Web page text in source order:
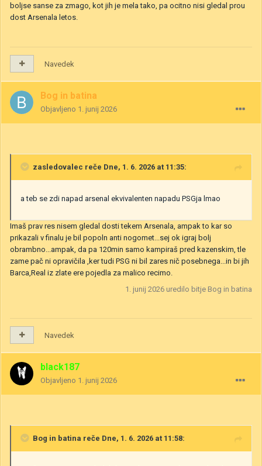
boljse sanse za zmago, kot jih je mela tako, pa ocitno nisi gledal prou
dost Arsenala letos.
Navedek
Bog in batina
Objavljeno 1. junij 2026
zasledovalec reče Dne, 1. 6. 2026 at 11:35:
a teb se zdi napad arsenal ekvivalenten napadu PSGja lmao
Imaš prav res nisem gledal dosti tekem Arsenala, ampak to kar so
prikazali v finalu je bil popoln anti nogomet...sej ok igraj bolj
obrambno...ampak, da pa 120min samo kampiraš pred kazenskim, tle
zame pač ni opravičila ,ker tudi PSG ni bil zares nič posebnega...in bi jih
Barca,Real iz zlate ere pojedla za malico recimo.
1. junij 2026 uredilo bitje Bog in batina
Navedek
black187
Objavljeno 1. junij 2026
Bog in batina reče Dne, 1. 6. 2026 at 11:58: